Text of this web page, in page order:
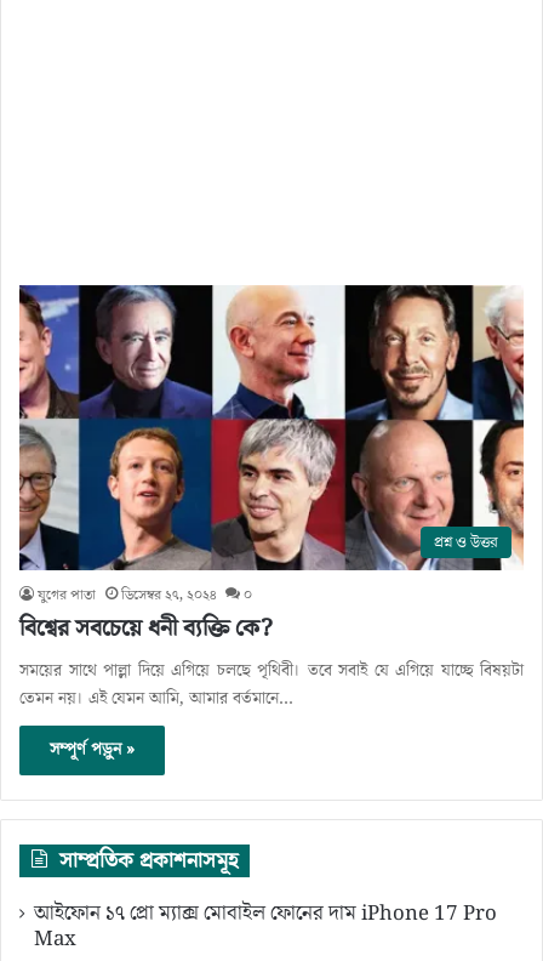
প্রশ্ন ও উত্তর
যুগের পাতা ডিসেম্বর ২৭, ২০২৪ ০
বিশ্বের সবচেয়ে ধনী ব্যক্তি কে?
সময়ের সাথে পাল্লা দিয়ে এগিয়ে চলছে পৃথিবী। তবে সবাই যে এগিয়ে যাচ্ছে বিষয়টা
তেমন নয়। এই যেমন আমি, আমার বর্তমানে…
সম্পূর্ণ পড়ুন »
সাম্প্রতিক প্রকাশনাসমূহ
আইফোন ১৭ প্রো ম্যাক্স মোবাইল ফোনের দাম iPhone 17 Pro
Max